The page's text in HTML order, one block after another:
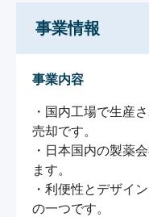
事業情報
事業内容
・国内工場で生産
売却です。
・日本国内の製薬
ます。
・利便性とデザイ
の一つです。